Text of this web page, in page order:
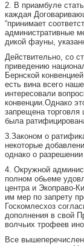
2. В приамбуле
каждая
“принимает
административные
дикой фауны,
Действительно, со
приведению
Бернской
есть вина всего
интересовали
конвенции.Однако
запрещена торговля
была
3.Законом о
некоторые
однако о
4. Окружной
полном обьеме
центра и Экоправо-
им мер по запрету
Госкомлесхоз
дополнения в свой
волчьих трофеев
Все